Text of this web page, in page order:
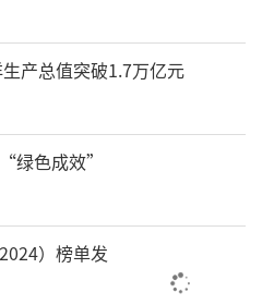
产总值突破1.7万亿元
绿色成效”
）榜单发